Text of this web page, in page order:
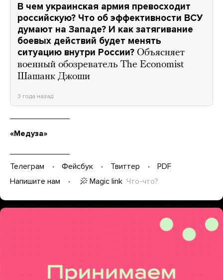
В чем украинская армия превосходит
российскую? Что об эффективности ВСУ
думают на Западе? И как затягивание
боевых действий будет менять
ситуацию внутри России? Объясняет
военный обозреватель The Economist
Шашанк Джоши
3 года назад
«Медуза»
Телеграм Фейсбук Твиттер
PDF
Напишите нам
Magic link Что-что?